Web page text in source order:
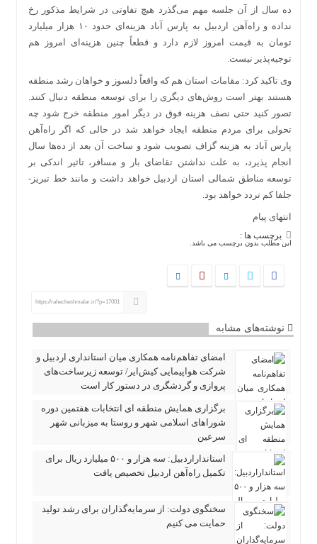
ده سال از آن جلسه مهم می‌گذرد هیچ تفاوتی در شرایط مذکور رخ
نداده و راه‌آهن اردبیل به پارس آباد هزینه‌ای حدود ۱۰ هزار میلیارد
تومان به قیمت امروز لازم دارد و قطعاً چنین هزینه‌ای امروز هم
توجیه‌پذیر نیست.
وی تاکید کرد: مقامات استان هم که واقعاً دلسوز و خواهان رشد منطقه
هستند بهتر است روش‌های دیگری را برای توسعه منطقه دنبال کنند.
تصور کنید حتی نصف هزینه فوق در دیگر امور منطقه خرج شود چه
تحولی برای مردم منطقه ایجاد خواهد شد در حالی که اگر راه‌آهن
پارس آباد به هزینه گزاف تصویب شود و ساخت آن بعد از ده‌ها سال
انجام پذیرد، به علت نداشتن تقاضای بار و مسافر، تاثیر اندکی بر
توسعه مناطق شمالی استان اردبیل خواهد داشت و مانند خط تبریز-
جلفا کم تردد خواهد بود.
انتهای پیام
برچسب ها :
این مطلب بدون برچسب می باشد.
https://rahecheshmalar.ir/?p=17001
نوشته‌های مشابه
امضای تفاهم‌نامه همکاری میان استانداری اردبیل و
شرکت هواپیمایی کیش‌ایر/ توسعه زیرساخت‌های
پروازی و گردشگری در دستور کار است
برگزاری همایش منطقه ای انتخابات هفتمین دوره
شوراهای اسلامی شهر و روستا به میزبانی شهر
سرعین
استانداراردبیل: سه هزار و ۵۰۰ میلیارد ریال برای
تکمیل راه‌آهن اردبیل تخصیص یافت
سخنگوی دولت: از سرمایه‌گذاران برای رشد تولید
حمایت می کنیم